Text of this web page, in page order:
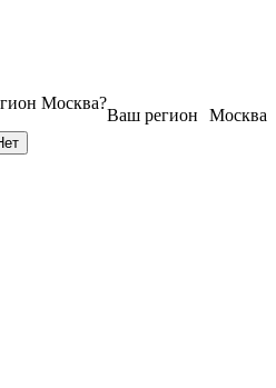
Москва
Ваш регион
Москва?